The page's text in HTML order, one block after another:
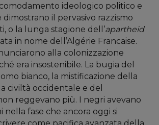
ideologico politico e
dimostrano il pervasivo razzismo
o la lunga stagione dell’apartheid
in nome dell’Algérie Francaise.
alla colonizzazione
era insostenibile. La bugia del
bianco, la mistificazione della
civiltà occidentale e del
reggevano più. I negri avevano
nella fase che ancora oggi si